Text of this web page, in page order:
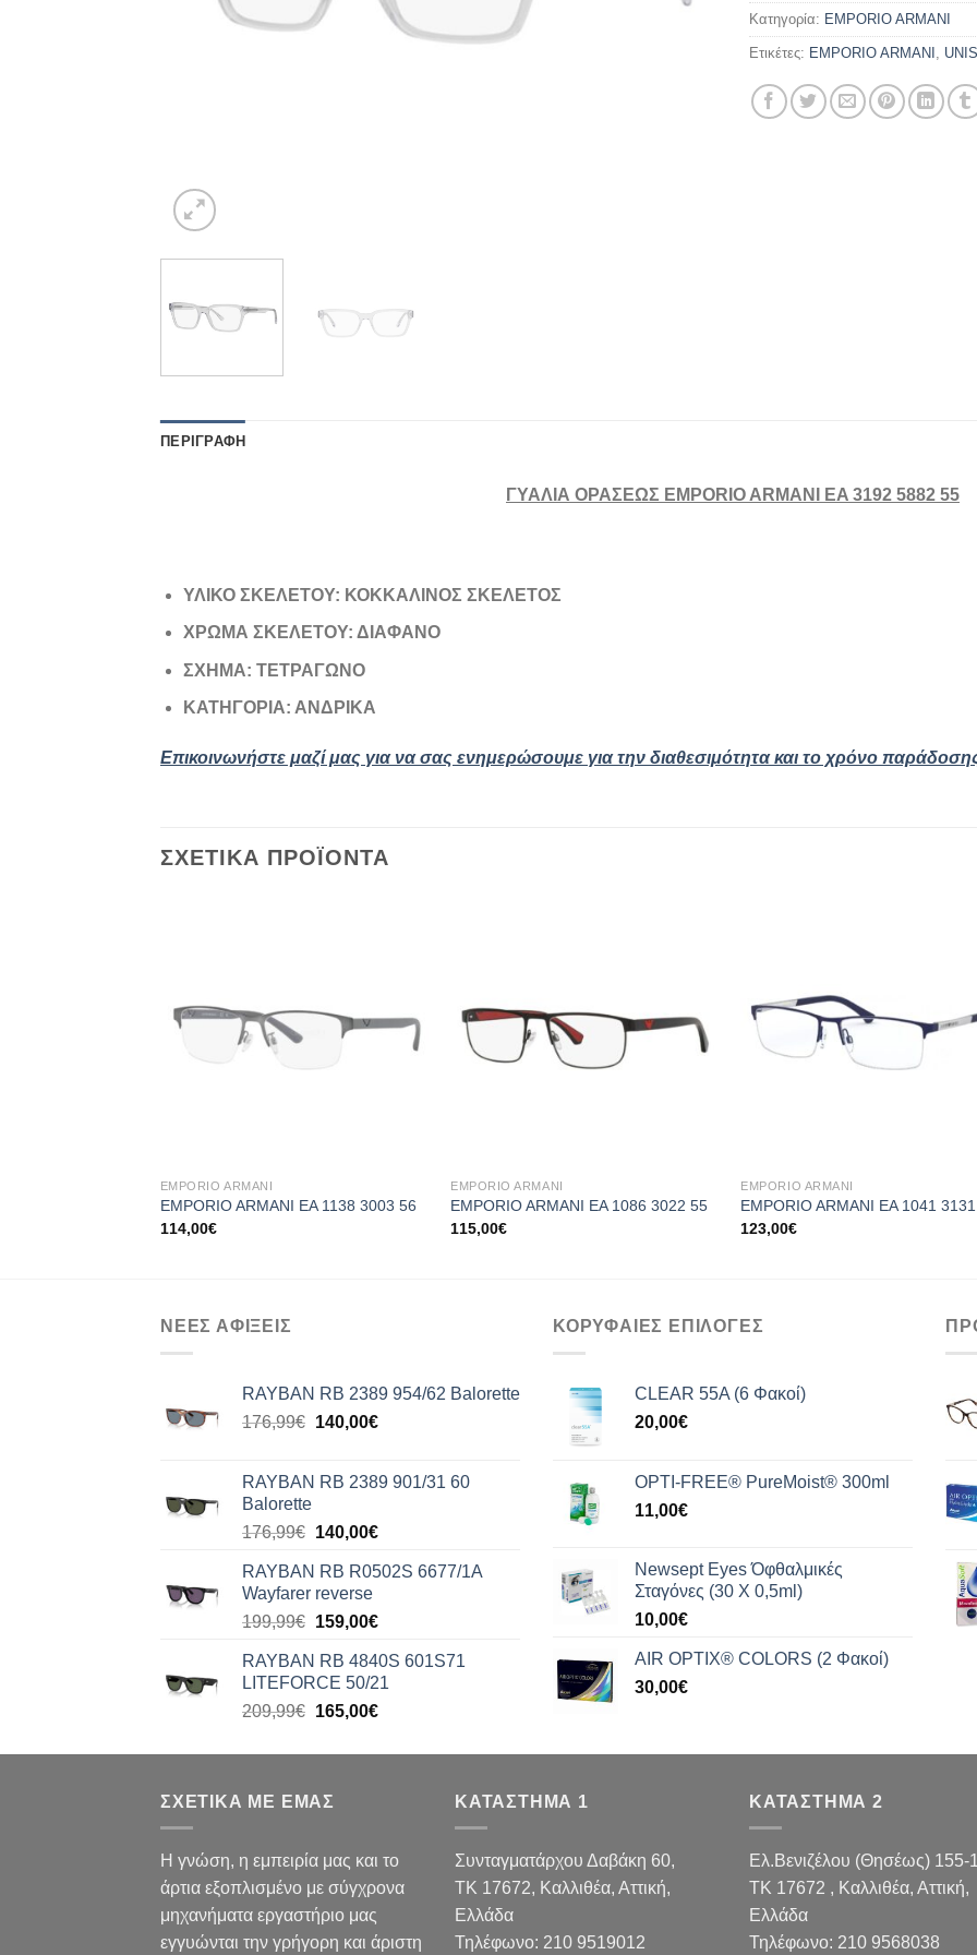
Κατηγορία: EMPORIO ARMANI
Ετικέτες: EMPORIO ARMANI
ΠΕΡΙΓΡΑΦΉ
ΓΥΑΛΙΑ ΟΡΑΣΕΩΣ EMPORIO ARMANI EA 3192 5882 55
ΥΛΙΚΟ ΣΚΕΛΕΤΟΥ: ΚΟΚΚΑΛΙΝΟΣ ΣΚΕΛΕΤΟΣ
ΧΡΩΜΑ ΣΚΕΛΕΤΟΥ: ΔΙΑΦΑΝΟ
ΣΧΗΜΑ: ΤΕΤΡΑΓΩΝΟ
ΚΑΤΗΓΟΡΙΑ: ΑΝΔΡΙΚΑ
Επικοινωνήστε μαζί μας για να σας ενημερώσουμε για την διαθεσιμότητα και το χρόνο
ΣΧΕΤΙΚΆ ΠΡΟΪΌΝΤΑ
EMPORIO ARMANI
EMPORIO ARMANI EA 1138 3003 56
114,00€
EMPORIO ARMANI
EMPORIO ARMANI EA 1086 3022 55
115,00€
EMPORIO ARMANI
EMPORIO ARMANI EA 1041
123,00€
ΝΕΕΣ ΑΦΙΞΕΙΣ
RAYBAN RB 2389 954/62 Balorette
176,99€ Original
176,99€.
140,00€Η
είναι:
RAYBAN RB 2389 901/31 60
Balorette
176,99€ Original
was:
176,99€.
140,00€Η
τιμή
140,00€.
RAYBAN RB R0502S 6677/1A
Wayfarer reverse
199,99€ Original
was:
199,99€.
159,00€Η
τιμή
είναι:
159,00€.
RAYBAN RB 4840S 601S71
LITEFORCE 50/21
209,99€ Original
was:
165,00€Η
τιμή
ΚΟΡΥΦΑΙΕΣ ΕΠΙΛΟΓΕΣ
CLEAR 55A (6 Φακοί)
20,00€
OPTI-FREE® PureMoist® 300ml
11,00€
Newsept Eyes Όφθαλμικές
Σταγόνες (30 Χ 0,5ml)
10,00€
AIR OPTIX® COLORS (2 Φακοί)
30,00€
ΣΧΕΤΙΚΑ ΜΕ ΕΜΑΣ
Η γνώση, η εμπειρία μας και το
άρτια εξοπλισμένο με σύγχρονα
μηχανήματα εργαστήριο μας
εγγυώνται την γρήγορη και άριστη
ΚΑΤΑΣΤΗΜΑ 1
Συνταγματάρχου Δαβάκη 60,
TK 17672, Καλλιθέα, Αττική,
Ελλάδα
Τηλέφωνο: 210 9519012
ΚΑΤΑΣΤΗΜΑ 2
Ελ.Βενιζέλου (Θησέως) 155-
TK 17672 , Καλλιθέα, Αττική,
Ελλάδα
Τηλέφωνο: 210 9568038